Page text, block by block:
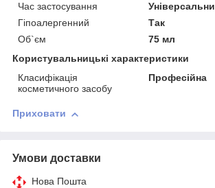
Час застосування
Гіпоалергенний
Так
Об`єм
75 мл
Користувальницькі характеристики
Класифікація
косметичного засобу
Професійна
Приховати
Умови доставки
Нова Пошта